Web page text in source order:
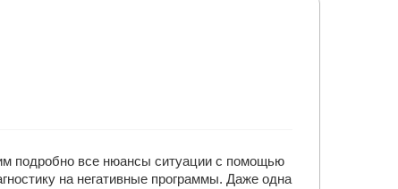
подробно все нюансы ситуации с помощью
на негативные программы. Даже одна